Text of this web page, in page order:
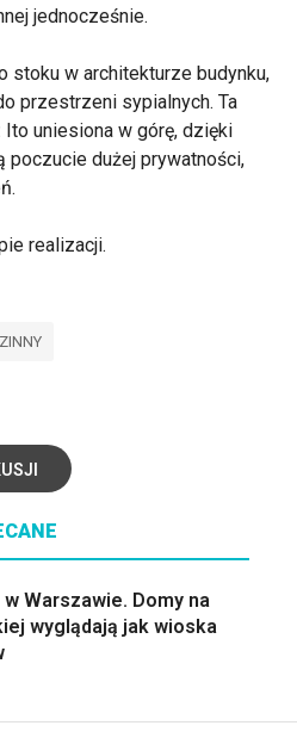
jednocześnie.
stoku w architekturze budynku,
przestrzeni sypialnych. Ta
uniesiona w górę, dzięki
poczucie dużej prywatności,
realizacji.
Warszawie. Domy na
wyglądają jak wioska